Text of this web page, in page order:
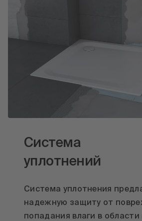
Система
уплотнений
Система уплотнения
надежную защиту от
попадания влаги в области